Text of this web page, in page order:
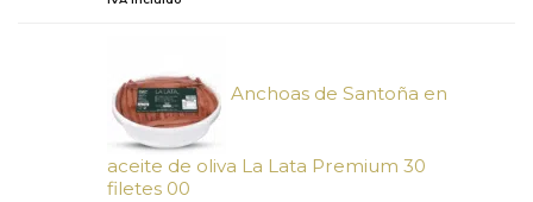
5
Anchoas de Santoña en
aceite de oliva La Lata Premium 30
filetes 00